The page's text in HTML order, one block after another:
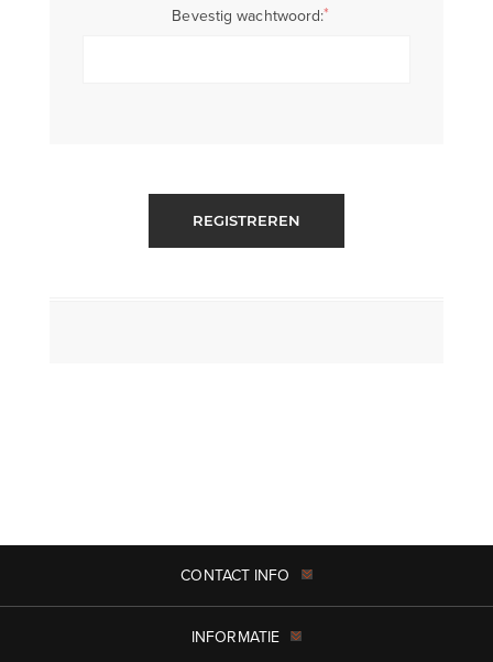
Bevestig wachtwoord:*
REGISTREREN
CONTACT INFO
INFORMATIE